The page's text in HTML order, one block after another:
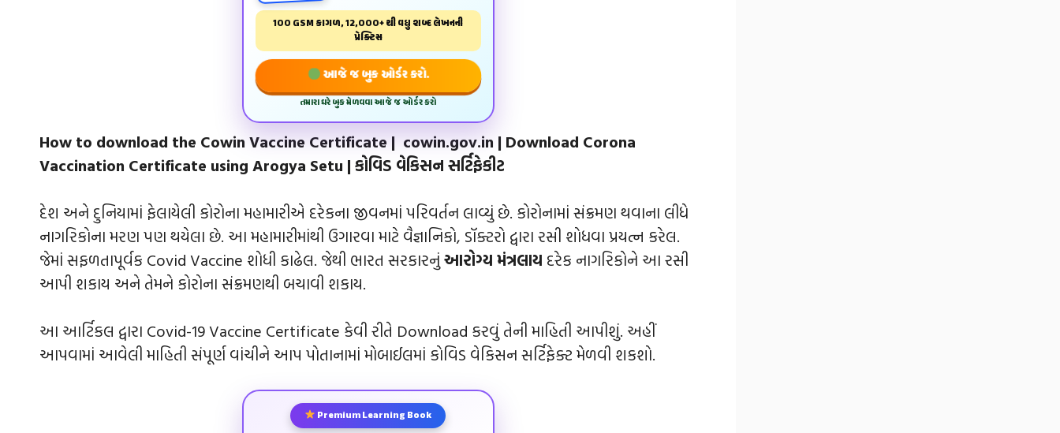
100 GSM કાગળ, 12,000+ થી વધુ શબ્દ લેખનની
પ્રેક્ટિસ
આજે જ બુક ઓર્ડર કરો.
તમારા ઘરે બુક મેળવવા આજે જ ઓર્ડર કરો
How to download the Cowin Vaccine Certificate | cowin.gov.in | Download Corona
Vaccination Certificate using Arogya Setu | કોવિડ વેકિસન સર્ટિફેકીટ
દેશ અને દુનિયામાં ફેલાયેલી કોરોના મહામારીએ દરેકના જીવનમાં પરિવર્તન લાવ્યું છે. કોરોનામાં સંક્રમણ થવાના લીધે
નાગરિકોના મરણ પણ થયેલા છે. આ મહામારીમાંથી ઉગારવા માટે વૈજ્ઞાનિકો, ડૉક્ટરો દ્વારા રસી શોધવા પ્રયત્ન કરેલ.
જેમાં સફળતાપૂર્વક Covid Vaccine શોધી કાઢેલ. જેથી ભારત સરકારનું આરોગ્ય મંત્રલાય દરેક નાગરિકોને આ રસી
આપી શકાય અને તેમને કોરોના સંક્રમણથી બચાવી શકાય.
આ આર્ટિકલ દ્વારા Covid-19 Vaccine Certificate કેવી રીતે Download કરવું તેની માહિતી આપીશું. અહીં
આપવામાં આવેલી માહિતી સંપૂર્ણ વાંચીને આપ પોતાનામાં મોબાઈલમાં કોવિડ વેકિસન સર્ટિફેક્ટ મેળવી શકશો.
Premium Learning Book